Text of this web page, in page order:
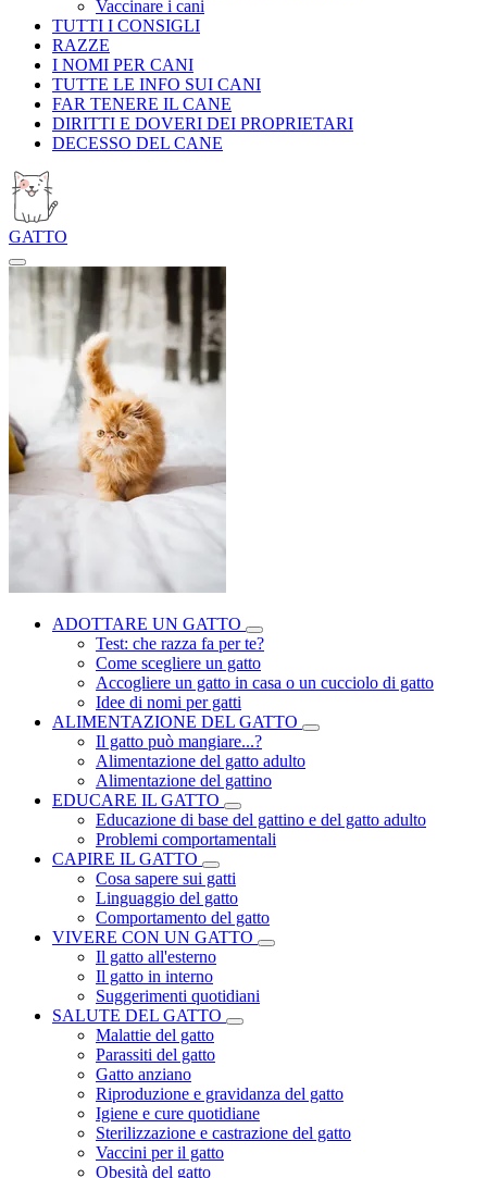
Vaccinare i cani
TUTTI I CONSIGLI
RAZZE
I NOMI PER CANI
TUTTE LE INFO SUI CANI
FAR TENERE IL CANE
DIRITTI E DOVERI DEI PROPRIETARI
DECESSO DEL CANE
GATTO
ADOTTARE UN GATTO
Test: che razza fa per te?
Come scegliere un gatto
Accogliere un gatto in casa o un cucciolo di gatto
Idee di nomi per gatti
ALIMENTAZIONE DEL GATTO
Il gatto può mangiare...?
Alimentazione del gatto adulto
Alimentazione del gattino
EDUCARE IL GATTO
Educazione di base del gattino e del gatto adulto
Problemi comportamentali
CAPIRE IL GATTO
Cosa sapere sui gatti
Linguaggio del gatto
Comportamento del gatto
VIVERE CON UN GATTO
Il gatto all'esterno
Il gatto in interno
Suggerimenti quotidiani
SALUTE DEL GATTO
Malattie del gatto
Parassiti del gatto
Gatto anziano
Riproduzione e gravidanza del gatto
Igiene e cure quotidiane
Sterilizzazione e castrazione del gatto
Vaccini per il gatto
Obesità del gatto